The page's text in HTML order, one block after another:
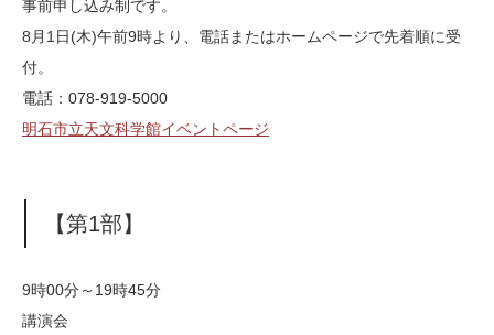
事前申し込み制です。
8月1日(木)午前9時より、電話またはホームページで先着順に受
付。
電話：078-919-5000
明石市立天文科学館イベントページ
【第1部】
9時00分～19時45分
講演会